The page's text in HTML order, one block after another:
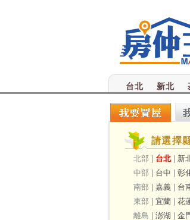
台北 新北
請選擇
北部 | 台北 新
中部 |
台中 彰
南部 |
嘉義 台
東部 |
宜蘭 花
離島 |
澎湖 金